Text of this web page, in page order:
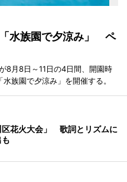
水族園で夕涼み」 ペ
8月8日～11日の4日間、開園時
族園で夕涼み」を開催する。
区花火大会」 歌詞とリズムに